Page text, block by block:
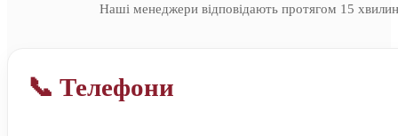
Наші менеджери відповідають протягом 15
📞 Телефони